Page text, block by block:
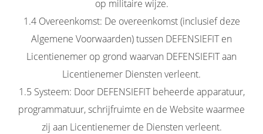
op militaire wijze.
1.4 Overeenkomst: De overeenkomst (inclusief deze
Algemene Voorwaarden) tussen DEFENSIEFIT en
Licentienemer op grond waarvan DEFENSIEFIT aan
Licentienemer Diensten verleent.
1.5 Systeem: Door DEFENSIEFIT beheerde apparatuur,
programmatuur, schrijfruimte en de Website waarmee
zij aan Licentienemer de Diensten verleent.